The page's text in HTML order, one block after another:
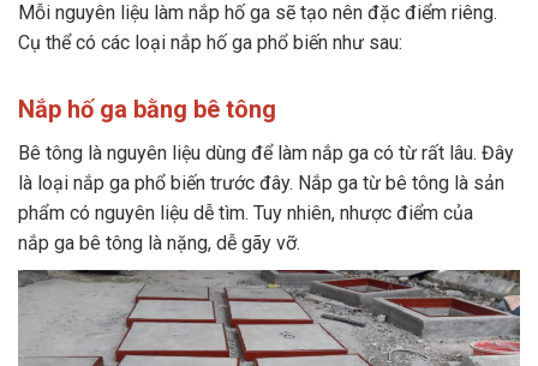
Mỗi nguyên liệu làm nắp hố ga sẽ tạo nên đặc điểm riêng.
Cụ thể có các loại nắp hố ga phổ biến như sau:
Nắp hố ga bằng bê tông
Bê tông là nguyên liệu dùng để làm nắp ga có từ rất lâu. Đây
là loại nắp ga phổ biến trước đây. Nắp ga từ bê tông là sản
phẩm có nguyên liệu dễ tìm. Tuy nhiên, nhược điểm của
nắp ga bê tông là nặng, dễ gãy vỡ.